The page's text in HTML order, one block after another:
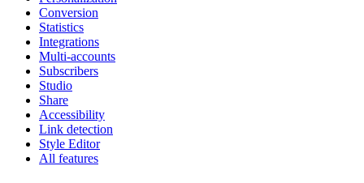
Conversion
Statistics
Integrations
Multi-accounts
Subscribers
Studio
Share
Accessibility
Link detection
Style Editor
All features